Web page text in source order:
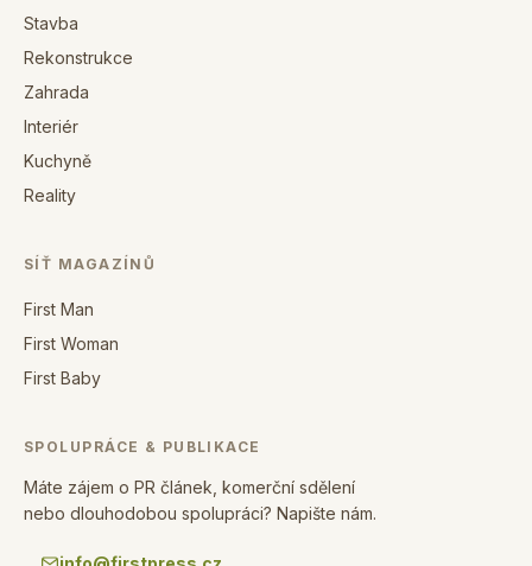
Stavba
Rekonstrukce
Zahrada
Interiér
Kuchyně
Reality
SÍŤ MAGAZÍNŮ
First Man
First Woman
First Baby
SPOLUPRÁCE & PUBLIKACE
Máte zájem o PR článek, komerční sdělení
nebo dlouhodobou spolupráci? Napište nám.